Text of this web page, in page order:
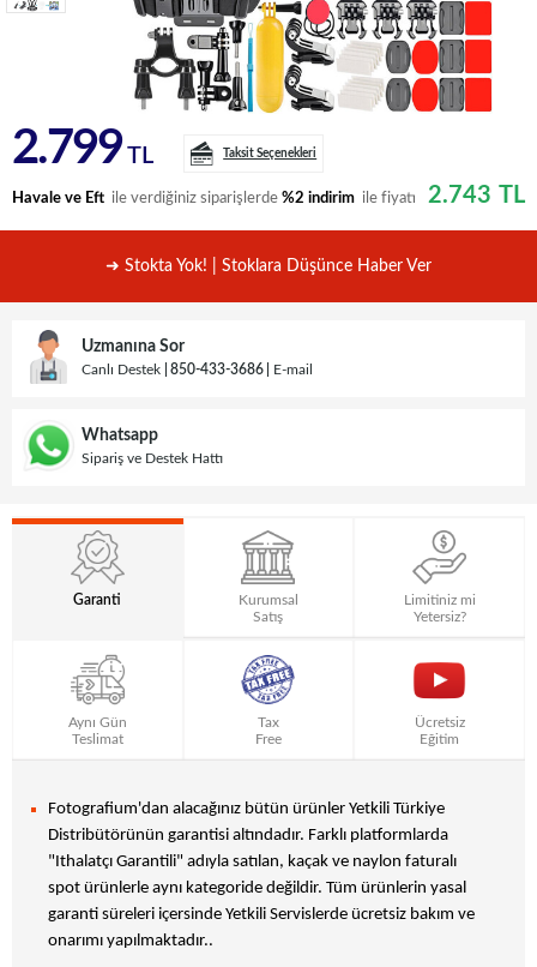
2.799 TL Taksit Seçenekleri
Havale ve Eft ile verdiğiniz siparişlerde %2 indirim ile fiyatı 2.743 TL
➜ Stokta Yok! | Stoklara Düşünce Haber Ver
Uzmanına Sor
Canlı Destek 850-433-3686 E-mail
Whatsapp
Sipariş ve Destek Hattı
Garanti
Kurumsal
Satış
Limitiniz mi
Yetersiz?
Aynı Gün
Teslimat
Tax
Free
Ücretsiz
Eğitim
Fotografium'dan alacağınız bütün ürünler Yetkili Türkiye
Distribütörünün garantisi altındadır. Farklı platformlarda
"Ithalatçı Garantili" adıyla satılan, kaçak ve naylon faturalı
spot ürünlerle aynı kategoride değildir. Tüm ürünlerin yasal
garanti süreleri içersinde Yetkili Servislerde ücretsiz bakım ve
onarımı yapılmaktadır..